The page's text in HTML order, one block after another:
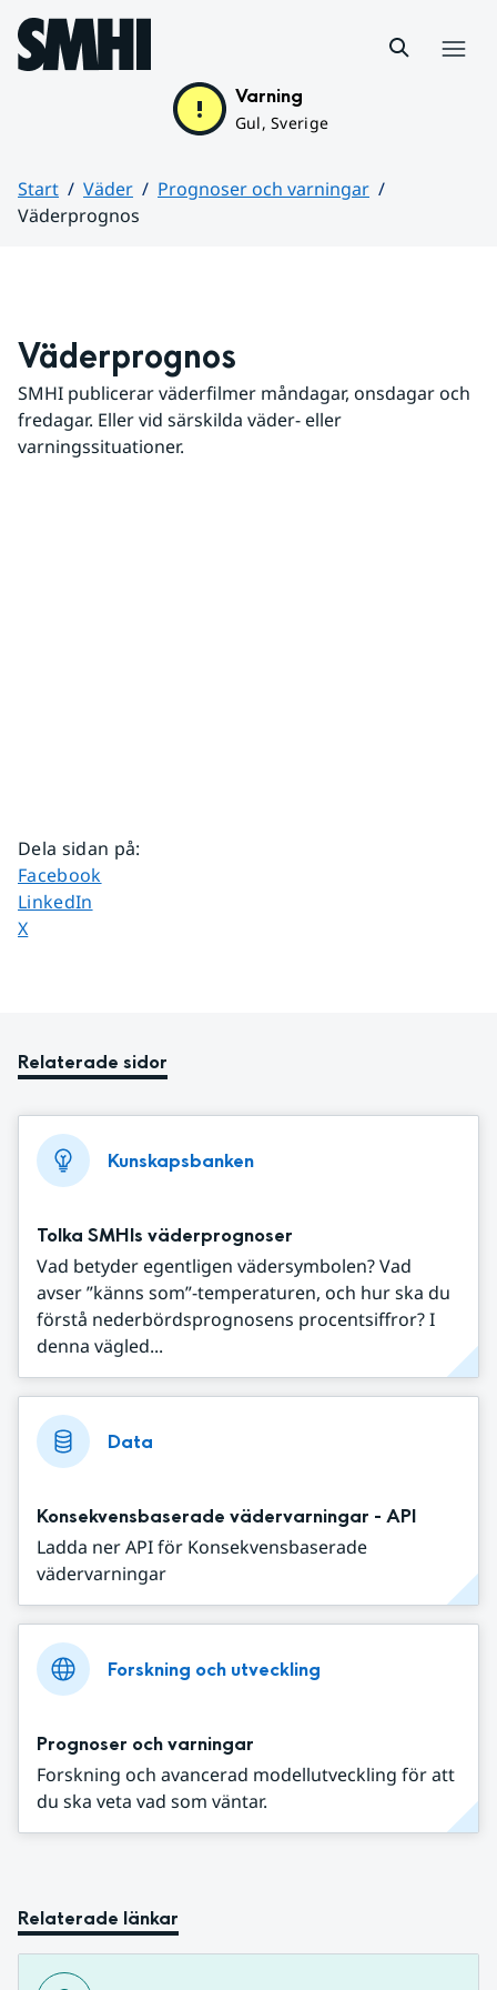
Hoppa till sidans innehåll
Varning
Gul, Sverige
Start Väder
Prognoser och varningar
Väderprognos
Väderprognos
SMHI publicerar väderfilmer måndagar, onsdagar och
fredagar. Eller vid särskilda väder- eller
varningssituationer.
Dela sidan på:
Dela sidan på
Facebook
Dela sidan på
LinkedIn
Dela sidan på
X
Relaterade sidor
Kunskapsbanken
Tolka SMHIs väderprognoser
Vad betyder egentligen vädersymbolen? Vad
avser ”känns som”-temperaturen, och hur ska du
förstå nederbördsprognosens procentsiffror? I
denna vägled...
Data
Konsekvensbaserade vädervarningar - API
Ladda ner API för Konsekvensbaserade
vädervarningar
Forskning och utveckling
Prognoser och varningar
Forskning och avancerad modellutveckling för att
du ska veta vad som väntar.
Relaterade länkar